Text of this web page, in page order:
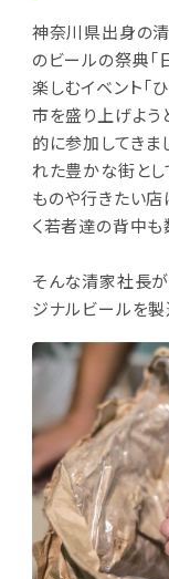
神奈川県出身の
のビールの祭典「
楽しむイベント「
市を盛り上げよ
的に参加してきま
れた豊かな街と
ものや行きたい
く若者達の背中も
そんな清家社長
ジナルビールを製